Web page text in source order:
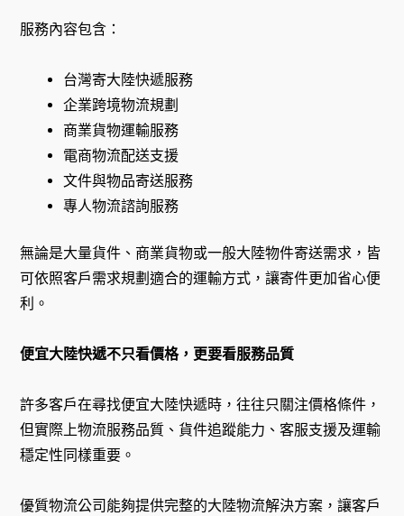
服務內容包含：
台灣寄大陸快遞服務
企業跨境物流規劃
商業貨物運輸服務
電商物流配送支援
文件與物品寄送服務
專人物流諮詢服務
無論是大量貨件、商業貨物或一般大陸物件寄送需求，皆
可依照客戶需求規劃適合的運輸方式，讓寄件更加省心便
利。
便宜大陸快遞不只看價格，更要看服務品質
許多客戶在尋找便宜大陸快遞時，往往只關注價格條件，
但實際上物流服務品質、貨件追蹤能力、客服支援及運輸
穩定性同樣重要。
優質物流公司能夠提供完整的大陸物流解決方案，讓客戶